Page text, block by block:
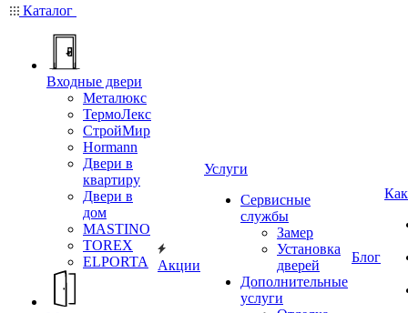
Каталог
Входные двери
Металюкс
ТермоЛекс
СтройМир
Hormann
Двери в
квартиру
Двери в
дом
MASTINO
TOREX
ELPORTA
Акции
Услуги
Сервисные
службы
Замер
Установка
дверей
Дополнительные
услуги
Блог